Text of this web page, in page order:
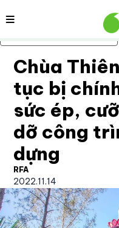
Bỏ qua nội dung chính
Nội dung
Chùa
tục bị
sức ép,
dỡ công
dựng
RFA
2022.11.14